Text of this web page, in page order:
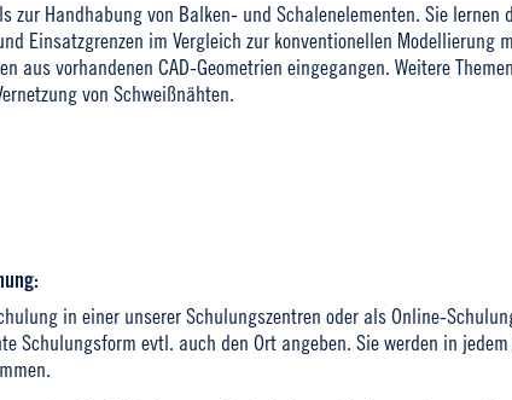
zur Handhabung von Balken- und Schalenelementen. Sie
Einsatzgrenzen im Vergleich zur konventionellen
aus vorhandenen CAD-Geometrien eingegangen. Weitere
von Schweißnähten.
in einer unserer Schulungszentren oder als Online-
Schulungsform evtl. auch den Ort angeben. Sie werden in